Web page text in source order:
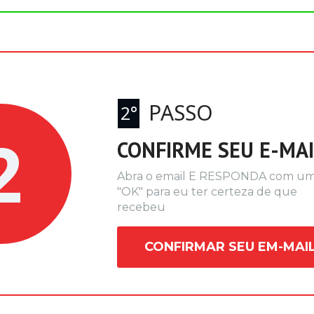
2° PASSO
CONFIRME SEU E-
Abra o email E RESPONDA com
"OK" para eu ter certeza de que
recebeu
CONFIRMAR SEU EM-